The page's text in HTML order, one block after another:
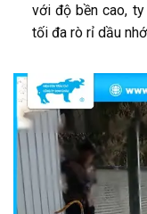
với độ bền cao,
tối đa rò rỉ dầu